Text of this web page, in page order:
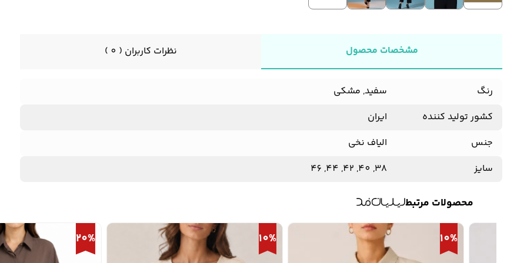
مشخصات محصول نظرات کاربران ( 0 )
رنگ
سفید, مشکی
کشور تولید کننده
ایران
جنس
الیاف نخی
سایز
38, 40, 42, 44, 46
محصولات مرتبط
10%
10%
20%